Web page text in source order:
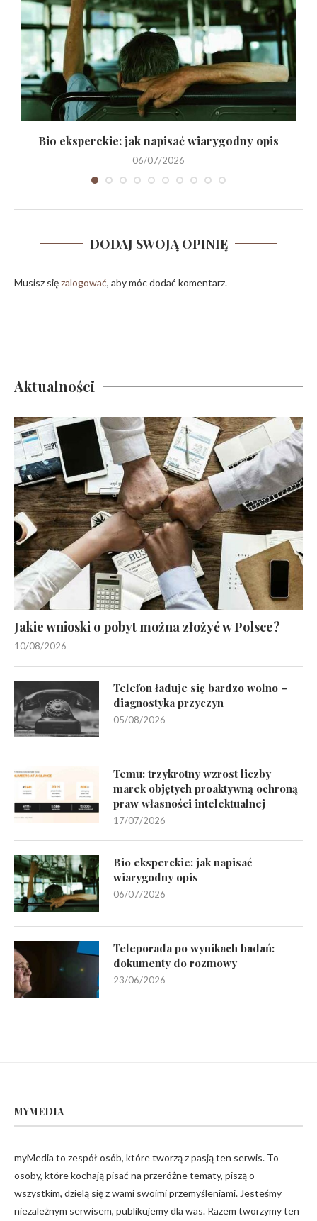
Bio eksperckie: jak napisać wiarygodny opis
06/07/2026
DODAJ SWOJĄ OPINIĘ
Musisz sięzalogować, aby móc dodać komentarz.
Aktualności
Jakie wnioski o pobyt można złożyć w Polsce?
10/08/2026
Telefon ładuje się bardzo wolno –
diagnostyka przyczyn
05/08/2026
Temu: trzykrotny wzrost liczby
marek objętych proaktywną ochroną
praw własności intelektualnej
17/07/2026
Bio eksperckie: jak napisać
wiarygodny opis
06/07/2026
Teleporada po wynikach badań:
dokumenty do rozmowy
23/06/2026
MYMEDIA
myMedia to zespół osób, które tworzą z pasją ten serwis. To
osoby, które kochają pisać na przeróżne tematy, piszą o
wszystkim, dzielą się z wami swoimi przemyśleniami. Jesteśmy
niezależnym serwisem, publikujemy dla was. Razem tworzymy ten